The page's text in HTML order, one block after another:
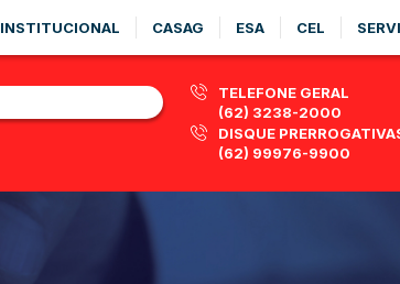
INSTITUCIONAL CASAG ESA CEL
TELEFONE GERAL
(62) 3238-2000
DISQUE
(62) 99976-9900